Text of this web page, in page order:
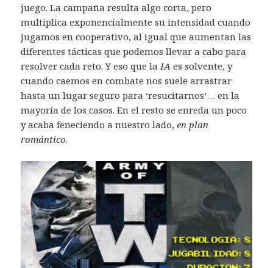
juego. La campaña resulta algo corta, pero
multiplica exponencialmente su intensidad cuando
jugamos en cooperativo, al igual que aumentan las
diferentes tácticas que podemos llevar a cabo para
resolver cada reto. Y eso que laIA es solvente, y
cuando caemos en combate nos suele arrastrar
hasta un lugar seguro para ‘resucitarnos’… en la
mayoría de los casos. En el resto se enreda un poco
y acaba feneciendo a nuestro lado,en plan
romántico.